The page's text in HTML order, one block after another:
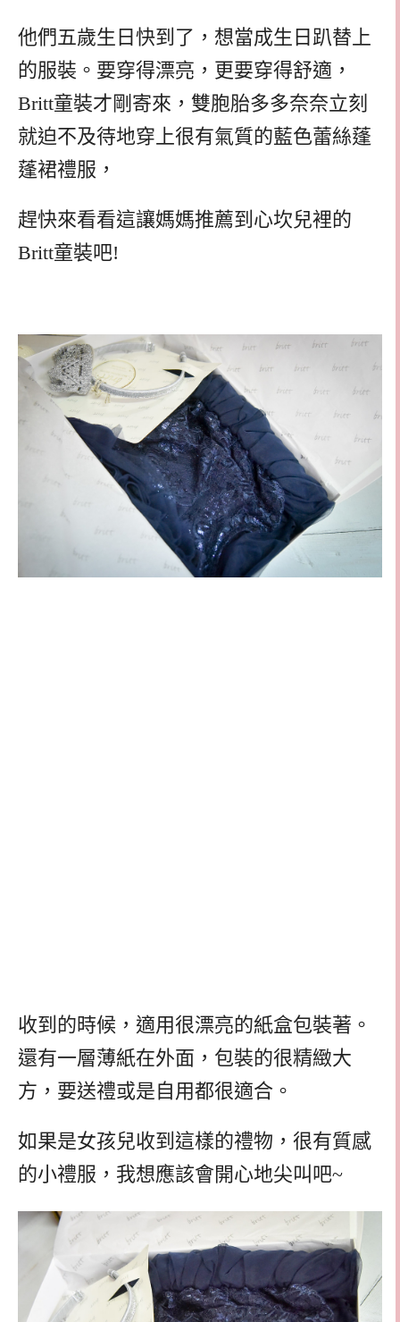
他們五歲生日快到了，想當成生日趴替上
的服裝。要穿得漂亮，更要穿得舒適，
Britt童裝才剛寄來，雙胞胎多多奈奈立刻
就迫不及待地穿上很有氣質的藍色蕾絲蓬
蓬裙禮服，
趕快來看看這讓媽媽推薦到心坎兒裡的
Britt童裝吧!
收到的時候，適用很漂亮的紙盒包裝著。
還有一層薄紙在外面，包裝的很精緻大
方，要送禮或是自用都很適合。
如果是女孩兒收到這樣的禮物，很有質感
的小禮服，我想應該會開心地尖叫吧~